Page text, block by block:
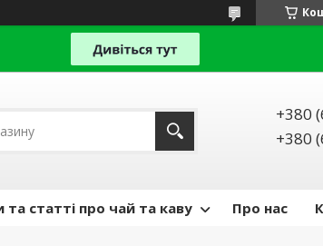
+380
+380
та статті про чай та каву Про нас